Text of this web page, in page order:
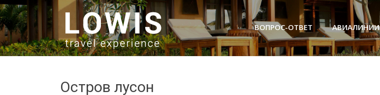
SKIP TO CONTENT АВИАЛИНИИ
ВОПРОС-ОТВЕТ
Остров лусон